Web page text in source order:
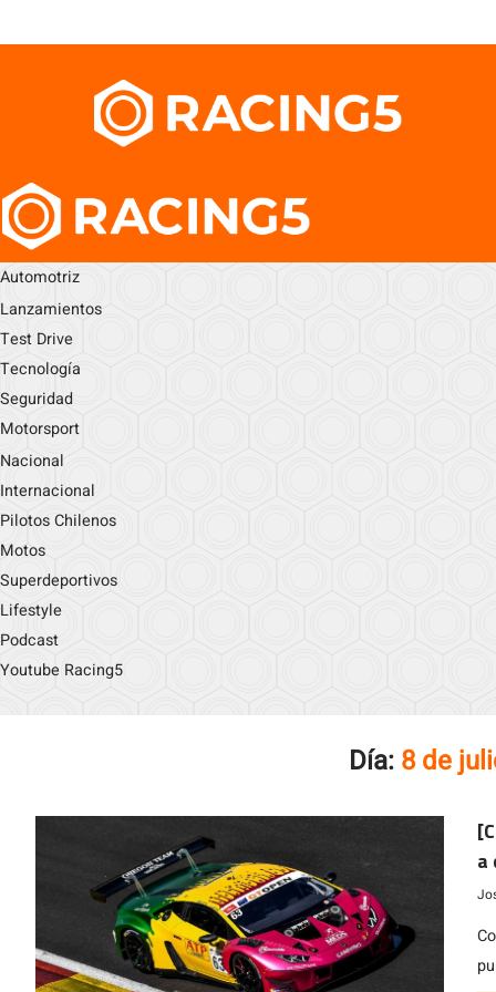
Automotriz
Lanzamientos
Test Drive
Tecnología
Seguridad
Motorsport
Nacional
Internacional
Pilotos Chilenos
Motos
Superdeportivos
Lifestyle
Podcast
Youtube Racing5
Día: 8 de
a